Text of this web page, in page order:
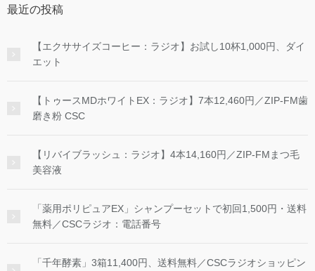
最近の投稿
【エクササイズコーヒー：ラジオ】お試し10杯1,000円、ダイ
エット
【トゥースMDホワイトEX：ラジオ】7本12,460円／ZIP-FM歯
磨き粉 CSC
【リバイブラッシュ：ラジオ】4本14,160円／ZIP-FMまつ毛
美容液
「薬用ポリピュアEX」シャンプーセットで初回1,500円・送料
無料／CSCラジオ：電話番号
「千年酵素」3箱11,400円、送料無料／CSCラジオショッピン